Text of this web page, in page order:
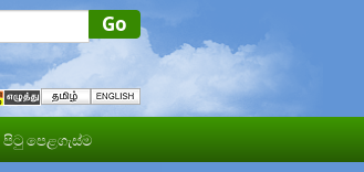
පිටු පෙළගැස්ම